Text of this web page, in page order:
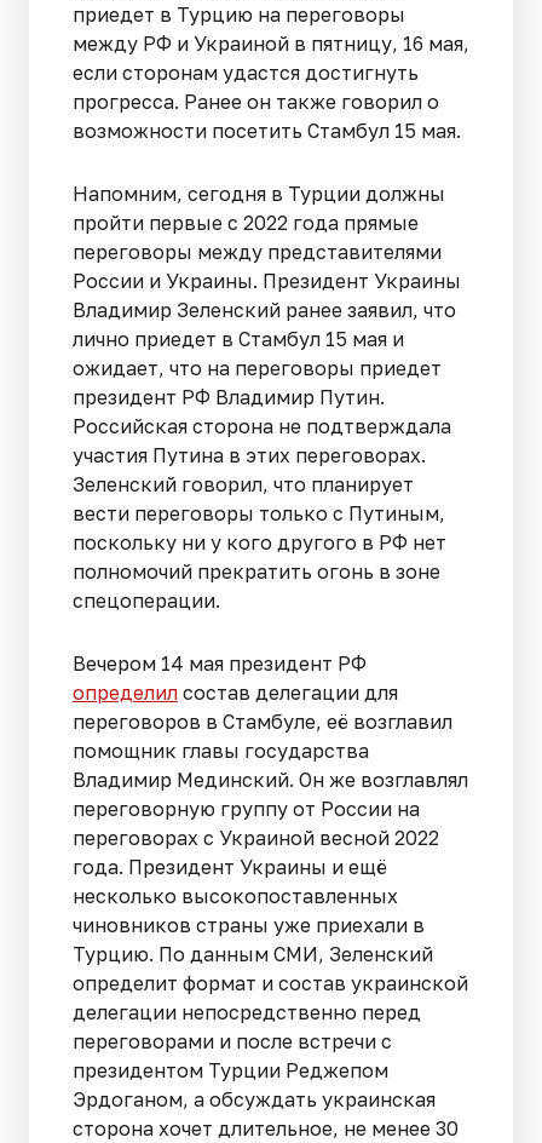
приедет в Турцию на переговоры
между РФ и Украиной в пятницу, 16 мая,
если сторонам удастся достигнуть
прогресса. Ранее он также говорил о
возможности посетить Стамбул 15 мая.
Напомним, сегодня в Турции должны
пройти первые с 2022 года прямые
переговоры между представителями
России и Украины. Президент Украины
Владимир Зеленский ранее заявил, что
лично приедет в Стамбул 15 мая и
ожидает, что на переговоры приедет
президент РФ Владимир Путин.
Российская сторона не подтверждала
участия Путина в этих переговорах.
Зеленский говорил, что планирует
вести переговоры только с Путиным,
поскольку ни у кого другого в РФ нет
полномочий прекратить огонь в зоне
спецоперации.
Вечером 14 мая президент РФ
определил состав делегации для
переговоров в Стамбуле, её возглавил
помощник главы государства
Владимир Мединский. Он же возглавлял
переговорную группу от России на
переговорах с Украиной весной 2022
года. Президент Украины и ещё
несколько высокопоставленных
чиновников страны уже приехали в
Турцию. По данным СМИ, Зеленский
определит формат и состав украинской
делегации непосредственно перед
переговорами и после встречи с
президентом Турции Реджепом
Эрдоганом, а обсуждать украинская
сторона хочет длительное, не менее 30